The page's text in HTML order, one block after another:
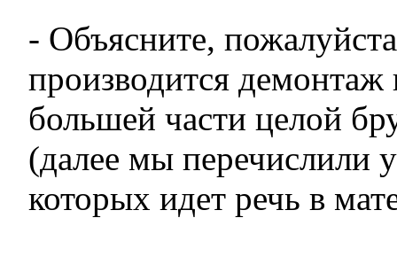
- Объясните,
производится демонтаж
большей части целой
(далее мы перечислили
которых идет речь в